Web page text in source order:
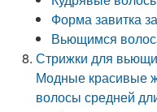
Форма завитка
Вьющимся
Стрижки для
Модные красивые
волосы средней